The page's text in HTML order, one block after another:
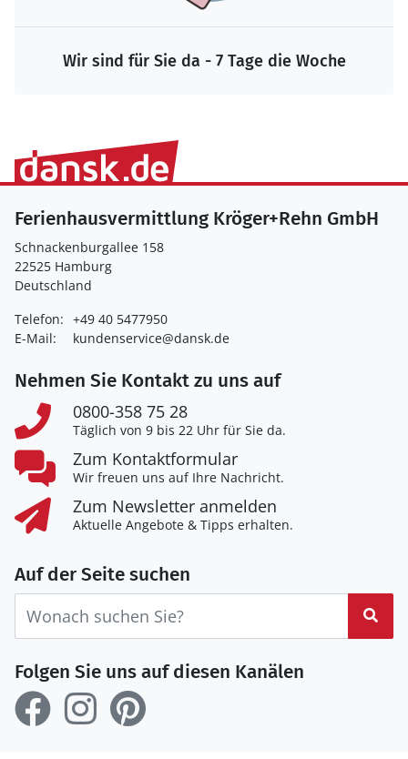
Wir sind für Sie da - 7 Tage die Woche
Ferienhausvermittlung Kröger+Rehn GmbH
Schnackenburgallee 158
22525 Hamburg
Deutschland
Telefon: +49 40 5477950
E-Mail:
kundenservice@dansk.de
Nehmen Sie Kontakt zu uns auf
0800-358 75 28
Täglich von 9 bis 22 Uhr für Sie da.
Zum Kontaktformular
Wir freuen uns auf Ihre Nachricht.
Zum Newsletter anmelden
Aktuelle Angebote & Tipps erhalten.
Auf der Seite suchen
Folgen Sie uns auf diesen Kanälen